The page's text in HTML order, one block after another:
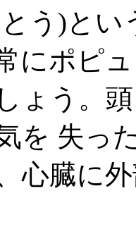
う)と
にポピ
ょう。
を 失っ
心臓に